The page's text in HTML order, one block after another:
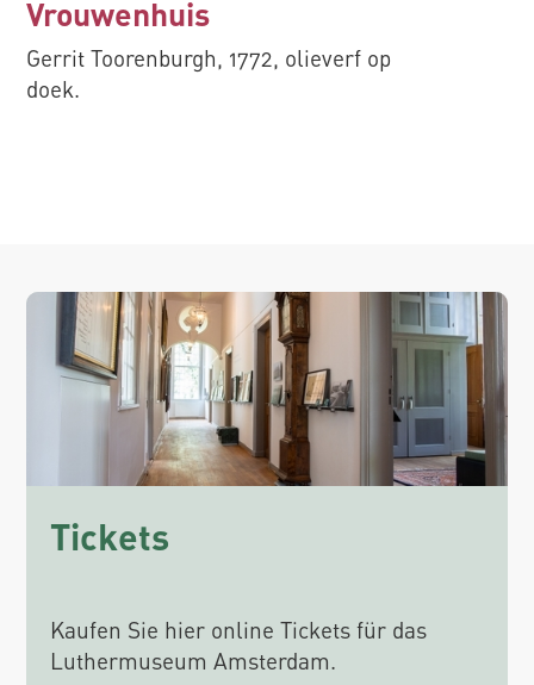
Vrouwenhuis
Gerrit Toorenburgh, 1772, olieverf op
doek.
Tickets
Kaufen Sie hier online Tickets für das
Luthermuseum Amsterdam.